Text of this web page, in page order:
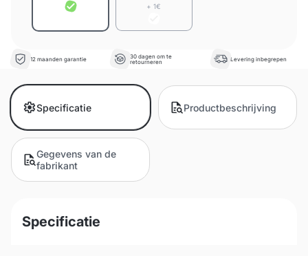
+ 1€
12 maanden garantie
30 dagen om te
retourneren
Levering inbegrepen
Specificatie Productbeschrijving
Gegevens van de
fabrikant
Specificatie